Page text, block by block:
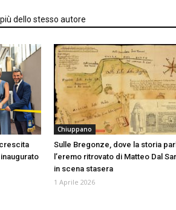
più dello stesso autore
Chiuppano
Sulle Bregonze, dove la storia
l’eremo ritrovato di Matteo Dal
in scena stasera
1 Aprile 2026